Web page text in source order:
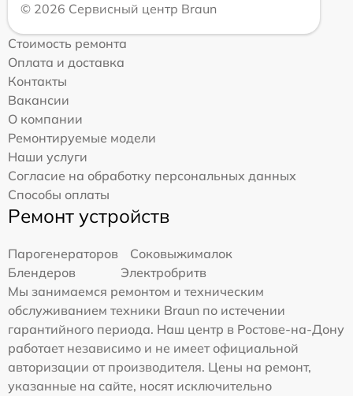
© 2026 Сервисный центр Braun
Стоимость ремонта
Оплата и доставка
Контакты
Вакансии
О компании
Ремонтируемые модели
Наши услуги
Согласие на обработку персональных данных
Способы оплаты
Ремонт устройств
Парогенераторов
Соковыжималок
Блендеров
Электробритв
Мы занимаемся ремонтом и техническим
обслуживанием техники Braun по истечении
гарантийного периода. Наш центр в Ростове-на-Дону
работает независимо и не имеет официальной
авторизации от производителя. Цены на ремонт,
указанные на сайте, носят исключительно